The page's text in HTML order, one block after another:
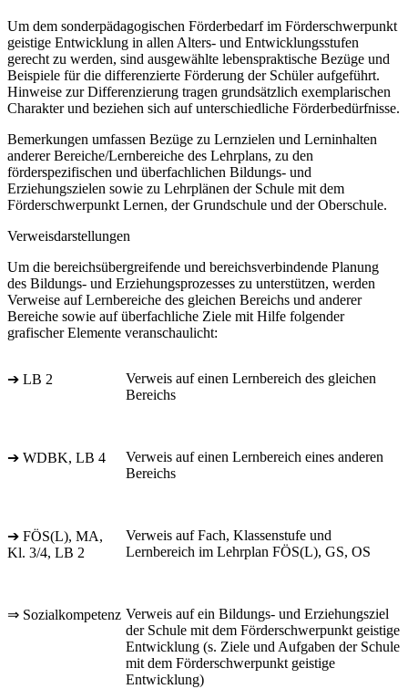
Um dem sonderpädagogischen Förderbedarf im Förderschwerpunkt
geistige Entwicklung in allen Alters- und Entwicklungsstufen
gerecht zu werden, sind ausgewählte lebenspraktische Bezüge und
Beispiele für die differenzierte Förderung der Schüler aufgeführt.
Hinweise zur Differenzierung tragen grundsätzlich exemplarischen
Charakter und beziehen sich auf unterschiedliche Förderbedürfnisse.
Bemerkungen umfassen Bezüge zu Lernzielen und Lerninhalten
anderer Bereiche/Lernbereiche des Lehrplans, zu den
förderspezifischen und überfachlichen Bildungs- und
Erziehungszielen sowie zu Lehrplänen der Schule mit dem
Förderschwerpunkt Lernen, der Grundschule und der Oberschule.
Verweisdarstellungen
Um die bereichsübergreifende und bereichsverbindende Planung
des Bildungs- und Erziehungsprozesses zu unterstützen, werden
Verweise auf Lernbereiche des gleichen Bereichs und anderer
Bereiche sowie auf überfachliche Ziele mit Hilfe folgender
grafischer Elemente veranschaulicht:
➔ LB 2
Verweis auf einen Lernbereich des gleichen
Bereichs
➔ WDBK, LB 4
Verweis auf einen Lernbereich eines anderen
Bereichs
➔ FÖS(L), MA,
Kl. 3/4, LB 2
Verweis auf Fach, Klassenstufe und
Lernbereich im Lehrplan FÖS(L), GS, OS
⇒ Sozialkompetenz Verweis auf ein Bildungs- und Erziehungsziel
der Schule mit dem Förderschwerpunkt geistige
Entwicklung (s. Ziele und Aufgaben der Schule
mit dem Förderschwerpunkt geistige
Entwicklung)